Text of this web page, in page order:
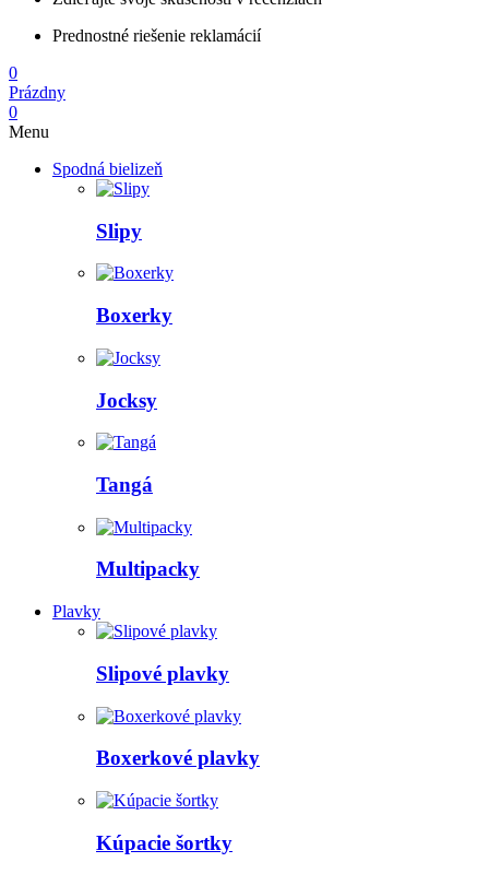
Prednostné riešenie reklamácií
0
Prázdny
0
Menu
Spodná bielizeň
Slipy
Boxerky
Jocksy
Tangá
Multipacky
Plavky
Slipové plavky
Boxerkové plavky
Kúpacie šortky